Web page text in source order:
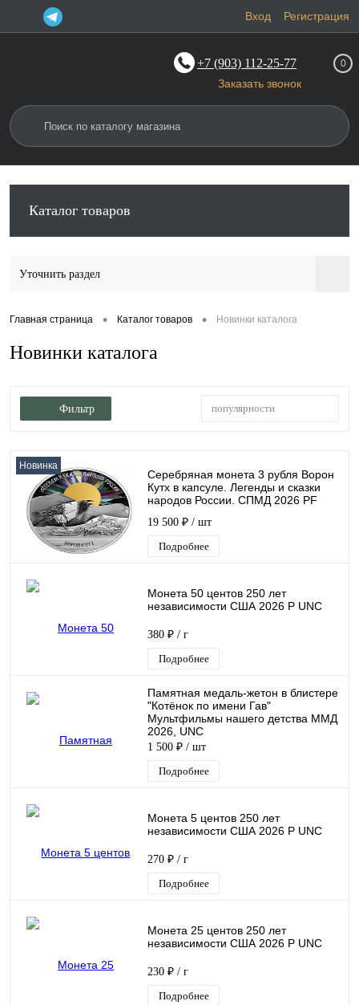
Вход Регистрация
+7 (903) 112-25-77
Заказать звонок
0
Каталог товаров
Уточнить раздел
Главная страница • Каталог товаров • Новинки каталога
Новинки каталога
Фильтр популярности
Новинка
Серебряная монета 3 рубля Ворон
Кутх в капсуле. Легенды и сказки
народов России. СПМД 2026 PF
19 500 ₽ / шт
Подробнее
Монета 50 центов 250 лет
независимости США 2026 P UNC
380 ₽ / г
Подробнее
Памятная медаль-жетон в блистере
"Котёнок по имени Гав"
Мультфильмы нашего детства ММД
2026, UNC
1 500 ₽ / шт
Подробнее
Монета 5 центов 250 лет
независимости США 2026 P UNC
270 ₽ / г
Подробнее
Монета 25 центов 250 лет
независимости США 2026 P UNC
230 ₽ / г
Подробнее